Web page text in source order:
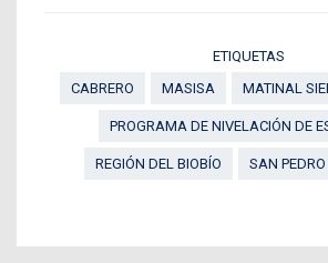
ETIQUETAS
CABRERO
MASISA MATINAL
PROGRAMA DE NIVELACIÓN DE
REGIÓN DEL BIOBÍO SAN